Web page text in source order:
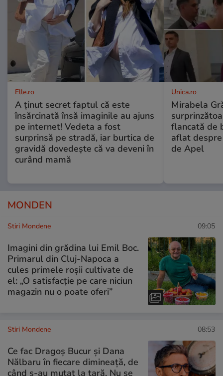
Elle.ro
A ținut secret faptul că este
însărcinată însă imaginile au ajuns
pe internet! Vedeta a fost
surprinsă pe stradă, iar burtica de
gravidă dovedește că va deveni în
curând mamă
Unica.ro
Mirabela
flancată de
aflat
de Apel
MONDEN
Stiri Mondene 09:05
Imagini din grădina lui Emil Boc.
Primarul din Cluj-Napoca a
cules primele roșii cultivate de
el: „O satisfacție pe care niciun
magazin nu o poate oferi”
Stiri Mondene 08:53
Ce fac Dragoș Bucur și Dana
Nălbaru în fiecare dimineață, de
când s-au mutat la țară. Nu se